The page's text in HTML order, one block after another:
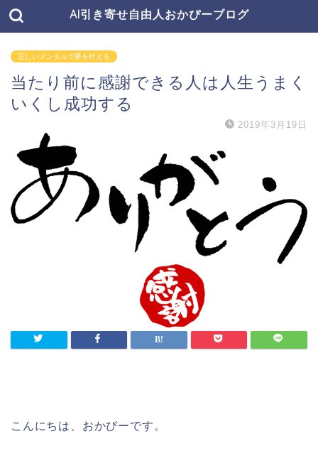
AI引き寄せ自由人おかぴーブログ
正しいメンタルで夢を叶える
当たり前に感謝できる人は人生うまく
いくし成功する
2019年3月19日
こんにちは、おかぴーです。